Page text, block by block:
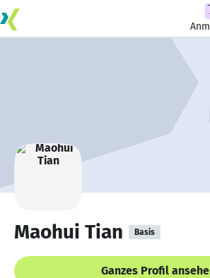
Maohui Tian Basis
Ganzes Profil